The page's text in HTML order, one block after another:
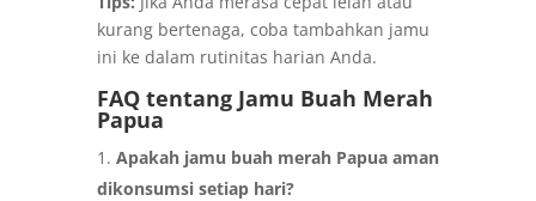
kurang bertenaga, coba tambahkan jamu
ini ke dalam rutinitas harian Anda.
FAQ tentang Jamu Buah Merah
Papua
Apakah jamu buah merah Papua aman
dikonsumsi setiap hari?